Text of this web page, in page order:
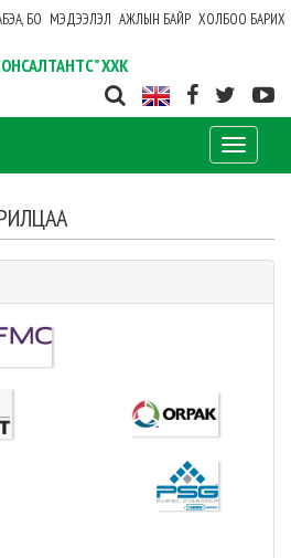
БО МЭДЭЭЛЭЛ АЖЛЫН БАЙР ХОЛБОО БАРИХ
ХХК
Toggle